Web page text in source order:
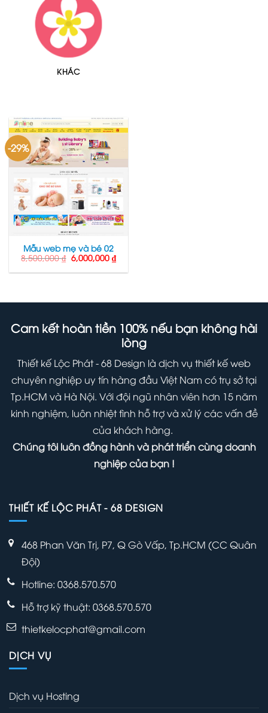
KHÁC
-29%
Mẫu web mẹ và bé 02
8,500,000₫ Giá
gốc
là:
6,000,000 ₫Giá
hiện
tại
Cam kết hoàn tiền 100% nếu bạn không hài
lòng
Thiết kế Lộc Phát - 68 Design là dịch vụ thiết kế web
chuyên nghiệp uy tín hàng đầu Việt Nam có trụ sở tại
Tp.HCM và Hà Nội. Với đội ngũ nhân viên hơn 15 năm
kinh nghiệm, luôn nhiệt tình hỗ trợ và xử lý các vấn đề
của khách hàng.
Chúng tôi luôn đồng hành và phát triển cùng doanh
nghiệp của bạn !
THIẾT KẾ LỘC PHÁT - 68 DESIGN
468 Phan Văn Trị, P7, Q Gò Vấp, Tp.HCM (CC Quân
Đội)
Hotline: 0368.570.570
Hỗ trợ kỹ thuật: 0368.570.570
thietkelocphat@gmail.com
DỊCH VỤ
Dịch vụ Hosting